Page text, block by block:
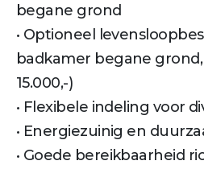
begane grond
• Optioneel
badkamer begane
15.000,-)
• Flexibele indeling voor
• Energiezuinig en
• Goede bereikbaarheid